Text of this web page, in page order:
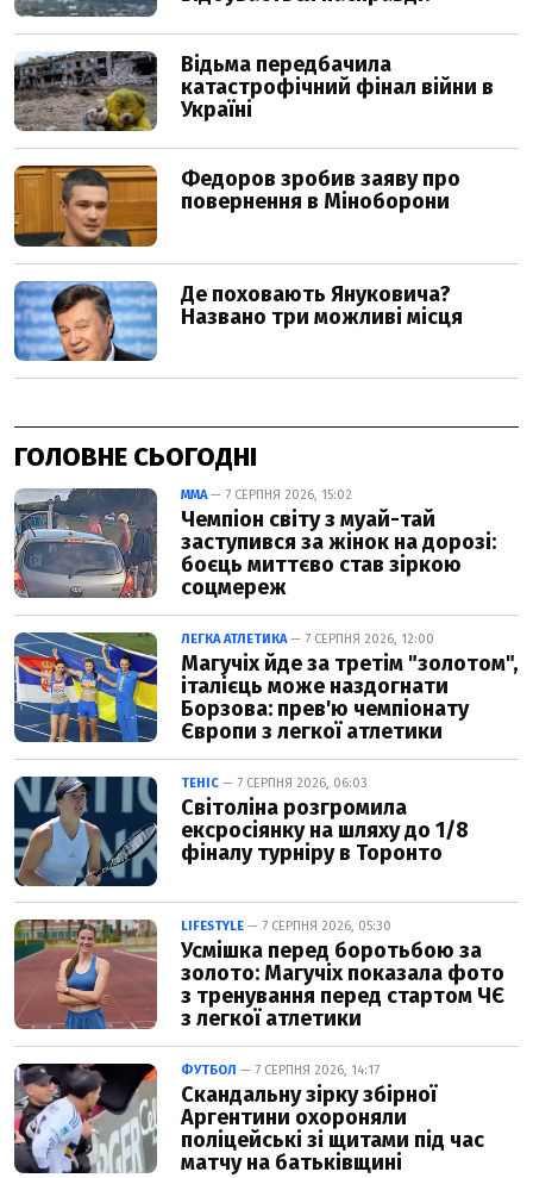
ГОЛОВНЕ СЬОГОДНІ
ММА— 7 СЕРПНЯ 2026, 15:02
Чемпіон світу з муай-тай
заступився за жінок на дорозі:
боєць миттєво став зіркою
соцмереж
ЛЕГКА АТЛЕТИКА— 7 СЕРПНЯ 2026, 12:00
Магучіх йде за третім "золотом",
італієць може наздогнати
Борзова: прев'ю чемпіонату
Європи з легкої атлетики
ТЕНІС — 7 СЕРПНЯ 2026, 06:03
Світоліна розгромила
ексросіянку на шляху до 1/8
фіналу турніру в Торонто
LIFESTYLE — 7 СЕРПНЯ 2026, 05:30
Усмішка перед боротьбою за
золото: Магучіх показала фото
з тренування перед стартом ЧЄ
з легкої атлетики
ФУТБОЛ — 7 СЕРПНЯ 2026, 14:17
Скандальну зірку збірної
Аргентини охороняли
поліцейські зі щитами під час
матчу на батьківщині